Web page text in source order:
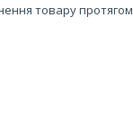
товару протягом